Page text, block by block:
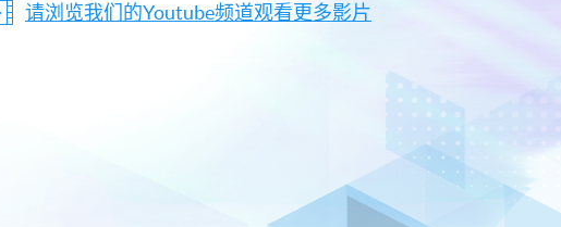
请浏览我们的Youtube频道观看更多影片